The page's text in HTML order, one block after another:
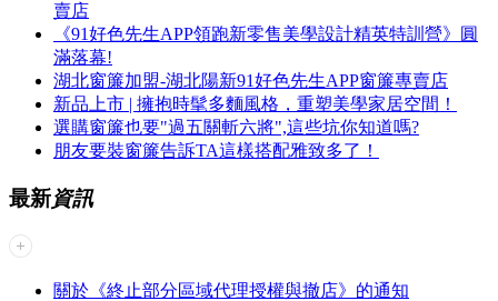
賣店
《91好色先生APP領跑新零售美學設計精英特訓營》圓
滿落幕!
湖北窗簾加盟-湖北陽新91好色先生APP窗簾專賣店
新品上市 | 擁抱時髦多麵風格，重塑美學家居空間！
選購窗簾也要"過五關斬六將",這些坑你知道嗎?
朋友要裝窗簾告訴TA這樣搭配雅致多了！
最新資訊
關於《終止部分區域代理授權與撤店》的通知